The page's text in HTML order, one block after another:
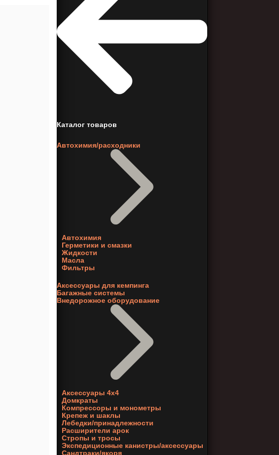
Каталог товаров
Автохимия/расходники
Автохимия
Герметики и смазки
Жидкости
Масла
Фильтры
Аксессуары для кемпинга
Багажные системы
Внедорожное оборудование
Аксессуары 4х4
Домкраты
Компрессоры и монометры
Крепеж и шаклы
Лебедки/принадлежности
Расширители арок
Стропы и тросы
Экспедиционные канистры/аксессуары
Сандтраки/якоря